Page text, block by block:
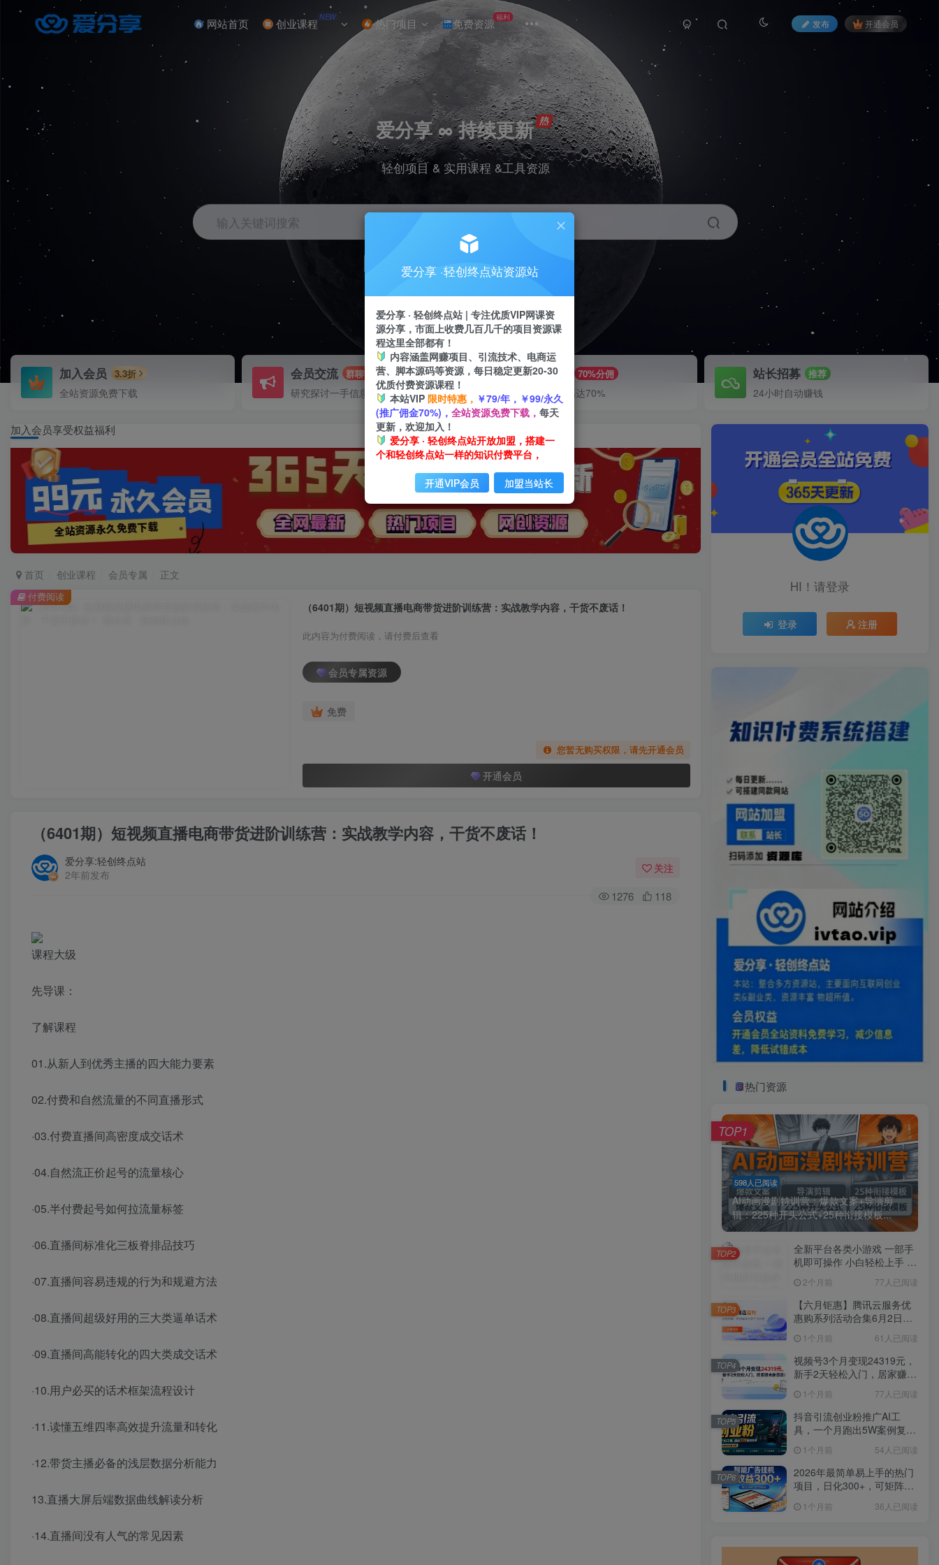
网站首页 创业课程 NEW 热门项目 免费资源福利
发布 开通会员
爱分享 ∞ 持续更新
轻创项目 & 实用课程 &工具资源
输入关键词搜索
挂机 抖音 小红书 快手
加入会员 3.3折
全站资源免费下载
会员交流 群聊
研究探讨一手信息差
推广赚钱 70%分佣
推广返佣高达70%
站长招募 推荐
24小时自动赚钱
加入会员享受权益福利
首页 创业课程 会员专属 正文
（6401期）短视频直播电商带货进阶训练营：实战教学内容，干货不废话！
此内容为付费阅读，请付费后查看
会员专属资源
免费
您暂无购买权限，请先开通会员
开通会员
付费阅读
（6401期）短视频直播电商带货进阶训练营：实战教学内容，干货不废话！
爱分享:轻创终点站
2年前发布
关注
1276 118
课程大级
先导课：
了解课程
01.从新人到优秀主播的四大能力要素
02.付费和自然流量的不同直播形式
·03.付费直播间高密度成交话术
·04.自然流正价起号的流量核心
·05.半付费起号如何拉流量标签
·06.直播间标准化三板脊排品技巧
·07.直播间容易违规的行为和规避方法
·08.直播间超级好用的三大类逼单话术
·09.直播间高能转化的四大类成交话术
·10.用户必买的话术框架流程设计
·11.读懂五维四率高效提升流量和转化
·12.带货主播必备的浅层数据分析能力
13.直播大屏后端数据曲线解读分析
·14.直播间没有人气的常见因素
HI！请登录
登录 注册
热门资源
598人已阅读
AI动画漫剧特训营：爆款文案+导演剪
辑：225种开头公式+25种衔接模板...
TOP1
全新平台各类小游戏 一部手
机即可操作 小白轻松上手 长
2个月前 77人已阅读
TOP2
【六月钜惠】腾讯云服务优
惠购系列活动合集6月2日更
1个月前 61人已阅读
TOP3
视频号3个月变现24319元，
新手2天轻松入门，居家赚米
1个月前 77人已阅读
TOP4
抖音引流创业粉推广AI工
具，一个月跑出5W案例复
1个月前 54人已阅读
TOP5
2026年最简单易上手的热门
项目，日化300+，可矩阵操
1个月前 36人已阅读
TOP6
爱分享 ·轻创终点站资源站
爱分享 · 轻创终点站 | 专注优质VIP网课资
源分享，市面上收费几百几千的项目资源课
程这里全部都有！
内容涵盖网赚项目、引流技术、电商运
营、脚本源码等资源，每日稳定更新20-30
优质付费资源课程！
本站VIP 限时特惠， ￥79/年，￥99/永久
(推广佣金70%)， 全站资源免费下载， 每天
更新，欢迎加入！
爱分享 · 轻创终点站开放加盟，搭建一
个和轻创终点站一样的知识付费平台，
开通VIP会员 加盟当站长